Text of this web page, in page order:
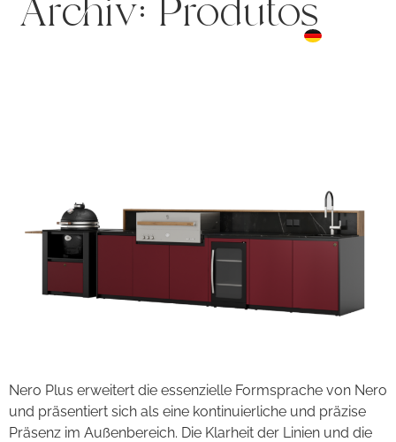
Archiv: Produtos
Nero Plus erweitert die essenzielle Formsprache von Nero
und präsentiert sich als eine kontinuierliche und präzise
Präsenz im Außenbereich. Die Klarheit der Linien und die